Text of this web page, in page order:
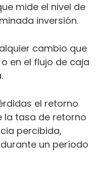
mide el nivel de
inversión.
cambio que
en el flujo de caja
el retorno
la tasa de retorno
percibida,
un período